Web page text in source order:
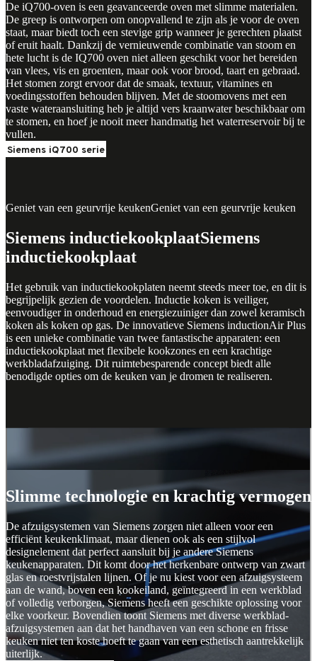
De iQ700-oven is een geavanceerde oven met slimme materialen.
De greep is ontworpen om onopvallend te zijn als je voor de oven
staat, maar biedt toch een stevige grip wanneer je gerechten plaatst
of eruit haalt. Dankzij de vernieuwende combinatie van stoom en
hete lucht is de IQ700 oven niet alleen geschikt voor het bereiden
van vlees, vis en groenten, maar ook voor brood, taart en gebraad.
Het stomen zorgt ervoor dat de smaak, textuur, vitamines en
voedingsstoffen behouden blijven. Met de stoomovens met een
vaste wateraansluiting heb je altijd vers kraanwater beschikbaar om
te stomen, en hoef je nooit meer handmatig het waterreservoir bij te
vullen.
Siemens iQ700 serie
Geniet van een geurvrije keukenGeniet van een geurvrije keuken
Siemens inductiekookplaatSiemens
inductiekookplaat
Het gebruik van inductiekookplaten neemt steeds meer toe, en dit is
begrijpelijk gezien de voordelen. Inductie koken is veiliger,
eenvoudiger in onderhoud en energiezuiniger dan zowel keramisch
koken als koken op gas. De innovatieve Siemens inductionAir Plus
is een unieke combinatie van twee fantastische apparaten: een
inductiekookplaat met flexibele kookzones en een krachtige
werkbladafzuiging. Dit ruimtebesparende concept biedt alle
benodigde opties om de keuken van je dromen te realiseren.
Siemens GlassdraftAirSiemens GlassdraftAir
Slimme technologie en krachtig vermogen
De afzuigsystemen van Siemens zorgen niet alleen voor een
efficiënt keukenklimaat, maar dienen ook als een stijlvol
designelement dat perfect aansluit bij je andere Siemens
keukenapparaten. Dit komt door het herkenbare ontwerp van zwart
glas en roestvrijstalen lijnen. Of je nu kiest voor een afzuigsysteem
aan de wand, boven een kookeiland, geïntegreerd in een werkblad
of volledig verborgen, Siemens heeft een geschikte oplossing voor
elke voorkeur. Bovendien toont Siemens met diverse werkblad-
afzuigsystemen aan dat het handhaven van een schone en frisse
keuken niet ten koste hoeft te gaan van een esthetisch aantrekkelijk
uiterlijk.